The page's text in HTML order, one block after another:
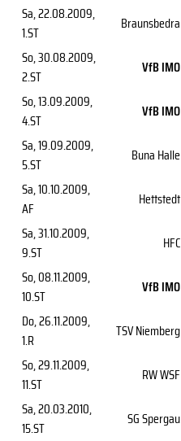
Sa, 22.08.2009,
1.ST
Braunsbedra
So, 30.08.2009,
2.ST
VfB IMO
So, 13.09.2009,
4.ST
VfB IMO
Sa, 19.09.2009,
5.ST
Buna Halle
Sa, 10.10.2009,
AF
Hettstedt
Sa, 31.10.2009,
9.ST
HFC
So, 08.11.2009,
10.ST
VfB IMO
Do, 26.11.2009,
1.R
TSV Niemberg
So, 29.11.2009,
11.ST
RW WSF
Sa, 20.03.2010,
15.ST
SG Spergau